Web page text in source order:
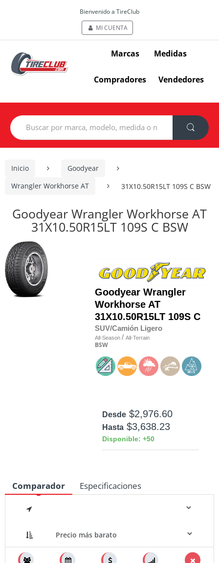
Bienvenido a TireClub
MI CUENTA
Marcas Medidas
Compradores Vendedores
Search
for:
Inicio
Goodyear
Wrangler Workhorse AT
31X10.50R15LT 109S C BSW
Goodyear Wrangler Workhorse AT
31X10.50R15LT 109S C BSW
Goodyear Wrangler
Workhorse AT
31X10.50R15LT 109S C
SUV/Camión Ligero
All-Season / All-Terrain
BSW
Desde $2,976.60
Hasta $3,638.23
Disponible: +50
Medidas
Comparador Especificaciones